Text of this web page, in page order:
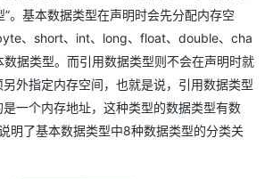
。基本数据类型在声明时会先分配内存空
、short、int、long、float、double、cha
据类型。而引用数据类型则不会在声明时就
外指定内存空间，也就是说，引用数据类型
一个内存地址，这种类型的数据类型有数
明了基本数据类型中8种数据类型的分类关